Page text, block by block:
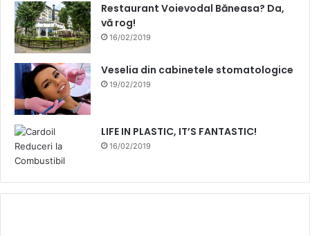
Restaurant Voievodal Băneasa? Da,
vă rog!
16/02/2019
Veselia din cabinetele stomatologice
19/02/2019
LIFE IN PLASTIC, IT’S FANTASTIC!
16/02/2019